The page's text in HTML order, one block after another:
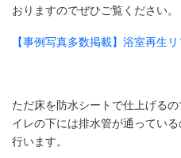
おりますのでぜひご覧ください。
【事例写真多数掲載】浴室再生
ただ床を防水シートで仕上げる
イレの下には排水管が通ってい
行います。